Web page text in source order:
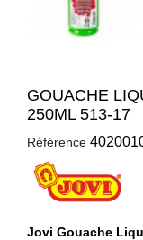
GOUACHE
250ML 513-17
Référence
Jovi Gouache